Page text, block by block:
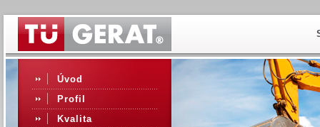
Úvod
Profil
Kvalita